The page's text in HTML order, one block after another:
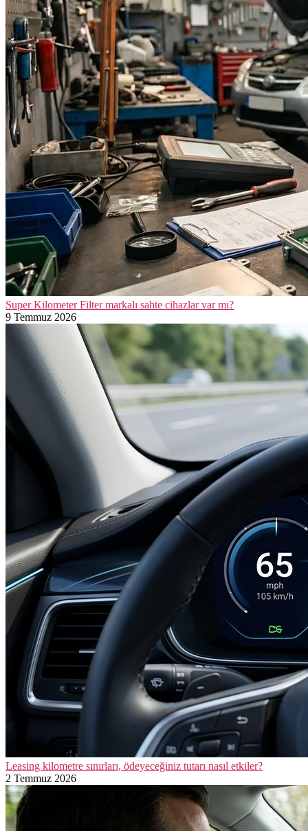
Super Kilometer Filter markalı sahte cihazlar var mı?
9 Temmuz 2026
Leasing kilometre sınırları, ödeyeceğiniz tutarı nasıl etkiler?
2 Temmuz 2026